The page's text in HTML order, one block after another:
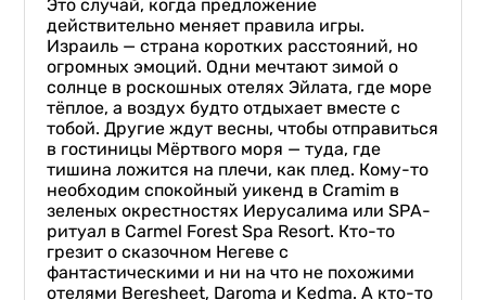
Это случай, когда предложение
действительно меняет правила игры.
Израиль — страна коротких расстояний, но
огромных эмоций. Одни мечтают зимой о
солнце в роскошных отелях Эйлата, где море
тёплое, а воздух будто отдыхает вместе с
тобой. Другие ждут весны, чтобы отправиться
в гостиницы Мёртвого моря — туда, где
тишина ложится на плечи, как плед. Кому-то
необходим спокойный уикенд в Cramim в
зеленых окрестностях Иерусалима или SРА-
ритуал в Carmel Forest Spa Resort. Кто-то
грезит о сказочном Негеве с
фантастическими и ни на что не похожими
отелями Beresheet, Daroma и Kedma. А кто-то